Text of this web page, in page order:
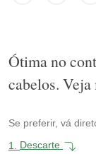
Ótima no
cabelos.
Se preferir, vá
1. Descarte